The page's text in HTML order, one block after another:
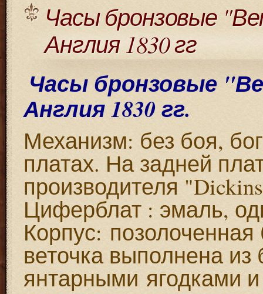
Часы бронзовые
Англия 1830 гг
Часы бронзовые
Англия 1830 гг.
Механизм: без боя,
платах. На задней
производителя
Циферблат : эмаль,
Корпус:
веточка выполнена
янтарными ягодками